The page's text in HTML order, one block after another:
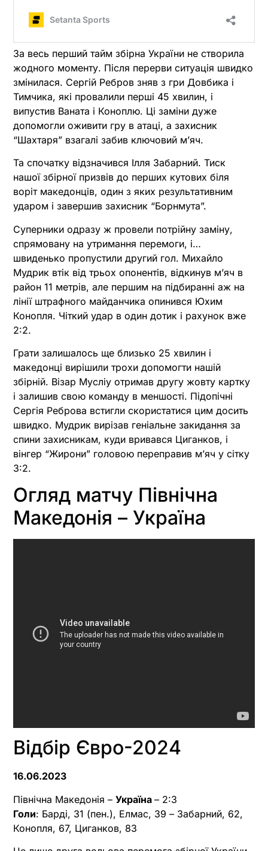
За весь перший тайм збірна України не створила
жодного моменту. Після перерви ситуація швидко
змінилася. Сергій Ребров зняв з гри Довбика і
Тимчика, які провалили перші 45 хвилин, і
випустив Ваната і Коноплю. Ці заміни дуже
допомогли оживити гру в атаці, а захисник
“Шахтаря” взагалі забив ключовий м’яч.
Та спочатку відзначився Ілля Забарний. Тиск
нашої збірної призвів до перших кутових біля
воріт македонців, один з яких результативним
ударом і завершив захисник “Борнмута”.
Суперники одразу ж провели потрійну заміну,
спрямовану на утримання перемоги, і…
швиденько пропустили другий гол. Михайло
Мудрик втік від трьох опонентів, відкинув м’яч в
район 11 метрів, але першим на підбиранні аж на
лінії штрафного майданчика опинився Юхим
Конопля. Чіткий удар в один дотик і рахунок вже
2:2.
Грати залишалось ще близько 25 хвилин і
македонці вирішили трохи допомогти нашій
збірній. Візар Мусліу отримав другу жовту картку
і залишив свою команду в меншості. Підопічні
Сергія Реброва встигли скористатися цим досить
швидко. Мудрик вирізав геніальне закидання за
спини захисникам, куди вривався Циганков, і
вінгер “Жирони” головою переправив м’яч у сітку
3:2.
Огляд матчу Північна
Македонія – Україна
Відбір Євро-2024
16.06.2023
Північна Македонія – Україна – 2:3
Голи: Барді, 31 (пен.), Елмас, 39 – Забарний, 62,
Конопля, 67, Циганков, 83